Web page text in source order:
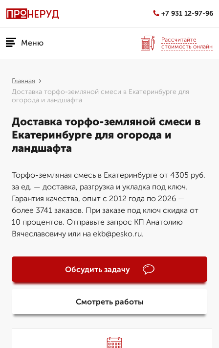
+7 931 12-97-96
Меню
Рассчитайте
стоимость онлайн
Главная
Доставка торфо-земляной смеси в Екатеринбурге для
огорода и ландшафта
Доставка торфо-земляной смеси в
Екатеринбурге для огорода и
ландшафта
Торфо-земляная смесь в Екатеринбурге от 4305 руб.
за ед. — доставка, разгрузка и укладка под ключ.
Гарантия качества, опыт с 2012 года по 2026 —
более 3741 заказов. При заказе под ключ скидка от
10 процентов. Отправьте запрос КП Анатолию
Вячеславовичу или на ekb@pesko.ru.
Обсудить задачу
Смотреть работы